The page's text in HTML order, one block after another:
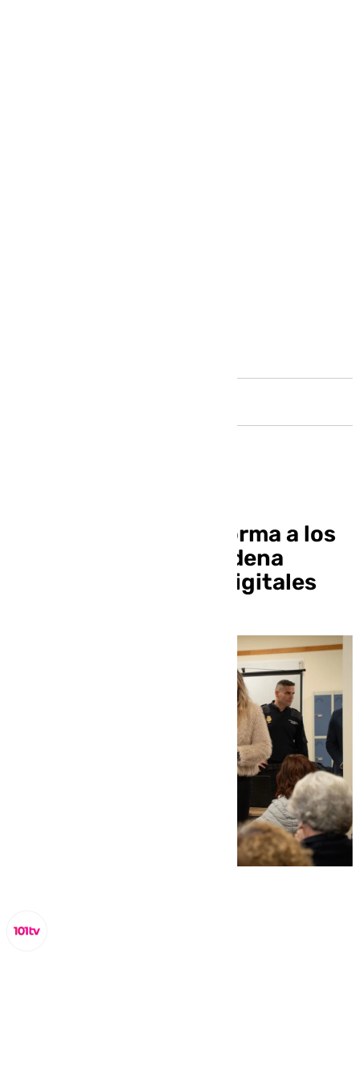
La Policía Nacional forma a los
mayores de Benalmádena
frente a los riesgos digitales